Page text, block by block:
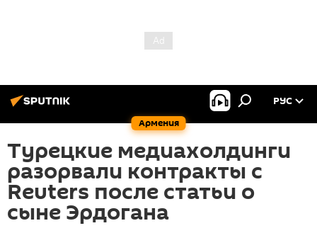
Армения
РУС
Турецкие медиахолдинги
разорвали контракты с
Reuters после статьи о
сыне Эрдогана